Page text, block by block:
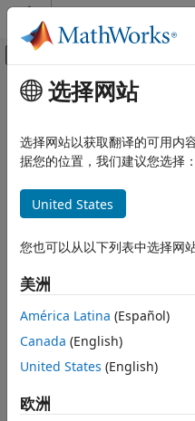
跳到内容
画布外导航菜单切
文档主页
主要内容
How useful
选择网站
选择网站以获取翻译的可用内
据您的位置，我们建议您选择：
United States
您也可以从以下列表中选择网
美洲
América Latina (Español)
Canada (English)
United States (English)
欧洲